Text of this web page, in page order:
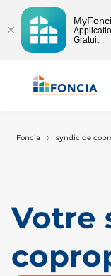
Gratuit
Foncia syndic de
Votre